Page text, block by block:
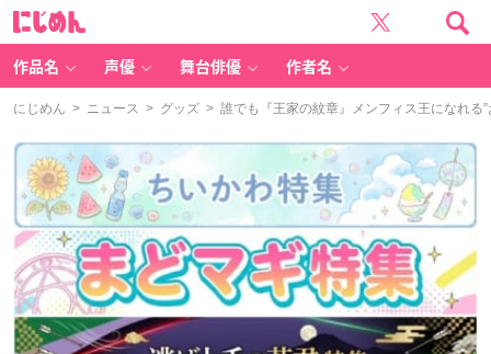
作品名 声優 舞台俳優 作者名
にじめん > ニュース > グッズ > 誰でも『王家の紋章』メンフィス王になれる